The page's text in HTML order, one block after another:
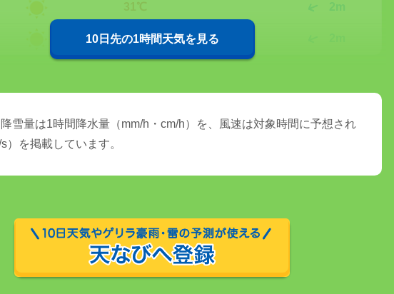
2m
31℃
10日先の1時間天気を見る
雪量は1時間降水量（mm/h・cm/h）を、風速は対象時間に予想され
）を掲載しています。